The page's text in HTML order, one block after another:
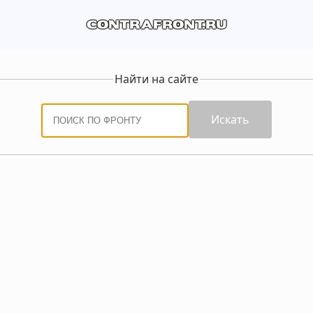
contrafront.ru
Найти на сайте
Искать